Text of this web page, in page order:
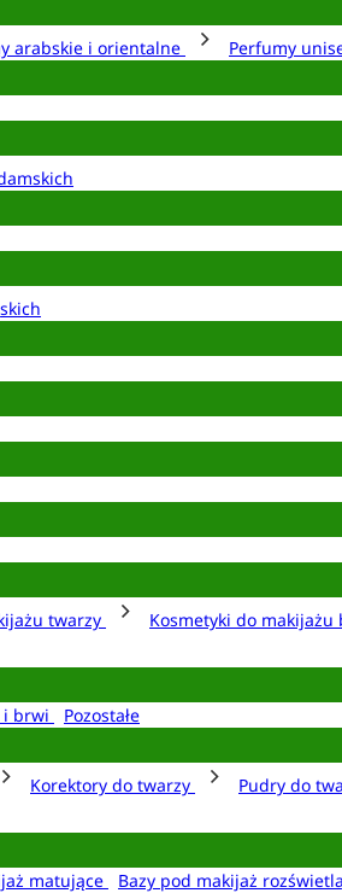
arabskie i orientalne Perfumy
twarzy Kosmetyki do makijażu
i brwi
Pozostałe
Korektory do twarzy Pudry do
matujące Bazy pod makijaż